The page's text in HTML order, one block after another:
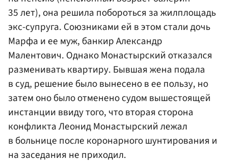
35 лет), она решила побороться за жилплощадь
экс-супруга. Союзниками ей в этом стали дочь
Марфа и ее муж, банкир Александр
Малентович. Однако Монастырский отказался
разменивать квартиру. Бывшая жена подала
в суд, решение было вынесено в ее пользу, но
затем оно было отменено судом вышестоящей
инстанции ввиду того, что вторая сторона
конфликта Леонид Монастырский лежал
в больнице после коронарного шунтирования и
на заседания не приходил.